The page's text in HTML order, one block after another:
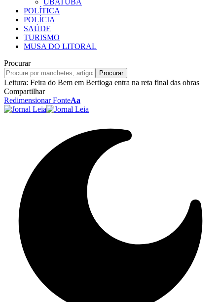
UBATUBA
POLÍTICA
POLÍCIA
SAÚDE
TURISMO
MUSA DO LITORAL
Procurar
Leitura: Feira do Bem em Bertioga entra na reta final das obras
Compartilhar
Redimensionar FonteAa